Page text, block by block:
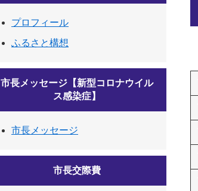
プロフィール
ふるさと構想
市長メッセージ【新型コロナウイル
ス感染症】
市長メッセージ
市長交際費